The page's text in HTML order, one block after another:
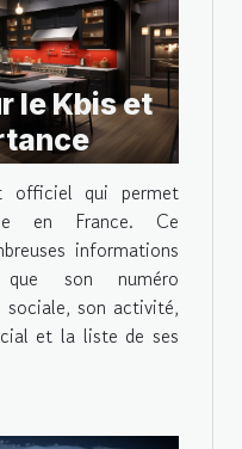
le Kbis et
officiel qui permet
en France. Ce
informations
son numéro
sociale, son activité,
et la liste de ses